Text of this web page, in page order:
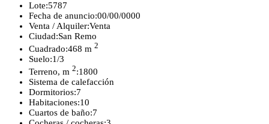
Lote:5787
Fecha de anuncio:00/00/0000
Venta / Alquiler:Venta
Ciudad:San Remo
Cuadrado:468 m 2
Suelo:1/3
Terreno, m 2:1800
Sistema de calefacción
Dormitorios:7
Habitaciones:10
Cuartos de baño:7